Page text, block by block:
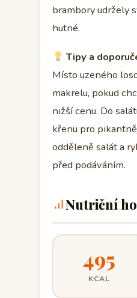
brambory udržely
hutné.
Tipy a
Místo uzeného
makrelu, pokud
nižší cenu. Do
křenu pro
odděleně salát a
před podáváním.
Nutriční
495
KCAL